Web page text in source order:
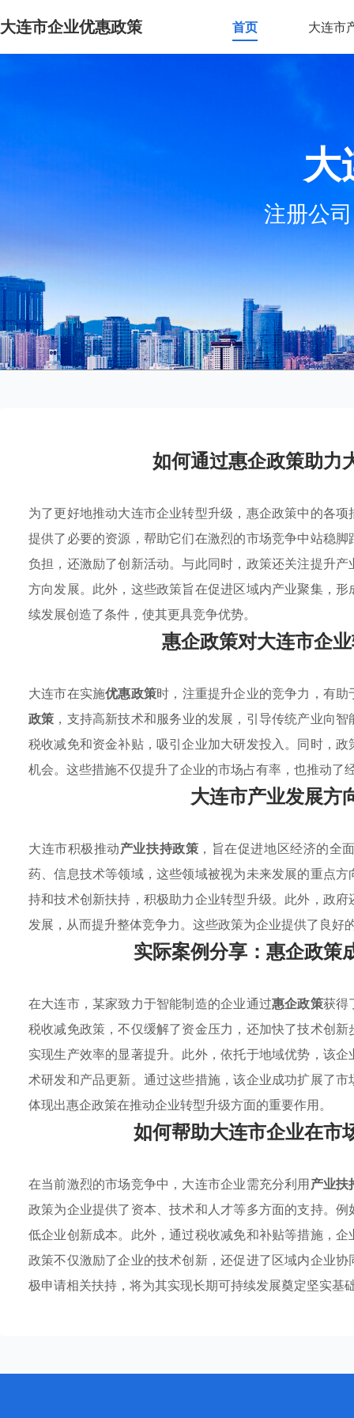
大连市企业优惠政策 首页 大连市
大
注册公
如何通过惠企政策助力
为了更好地推动大连市企业转型升级，惠企政策中的各
提供了必要的资源，帮助它们在激烈的市场竞争中站稳脚
负担，还激励了创新活动。与此同时，政策还关注提升
方向发展。此外，这些政策旨在促进区域内产业聚集，
续发展创造了条件，使其更具竞争优势。
惠企政策对大连市企
大连市在实施优惠政策时，注重提升企业的竞争力，有
政策 ，支持高新技术和服务业的发展，引导传统产业向
税收减免和资金补贴，吸引企业加大研发投入。同时，
机会。这些措施不仅提升了企业的市场占有率，也推动了
大连市产业发展方
大连市积极推动产业扶持政策 ，旨在促进地区经济的全
药、信息技术等领域，这些领域被视为未来发展的重点
持和技术创新扶持，积极助力企业转型升级。此外，政
发展，从而提升整体竞争力。这些政策为企业提供了良
实际案例分享：惠企政策
在大连市，某家致力于智能制造的企业通过惠企政策获得
税收减免政策，不仅缓解了资金压力，还加快了技术创
实现生产效率的显著提升。此外，依托于地域优势，该
术研发和产品更新。通过这些措施，该企业成功扩展了
体现出惠企政策在推动企业转型升级方面的重要作用。
如何帮助大连市企业在市
在当前激烈的市场竞争中，大连市企业需充分利用产业扶
政策为企业提供了资本、技术和人才等多方面的支持。例
低企业创新成本。此外，通过税收减免和补贴等措施，
政策不仅激励了企业的技术创新，还促进了区域内企业
极申请相关扶持，将为其实现长期可持续发展奠定坚实基